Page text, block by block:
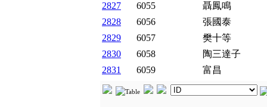
2827
6055
聶鳳鳴
2828
6056
張國泰
2829
6057
樊十等
2830
6058
陶三達子
2831
6059 富昌